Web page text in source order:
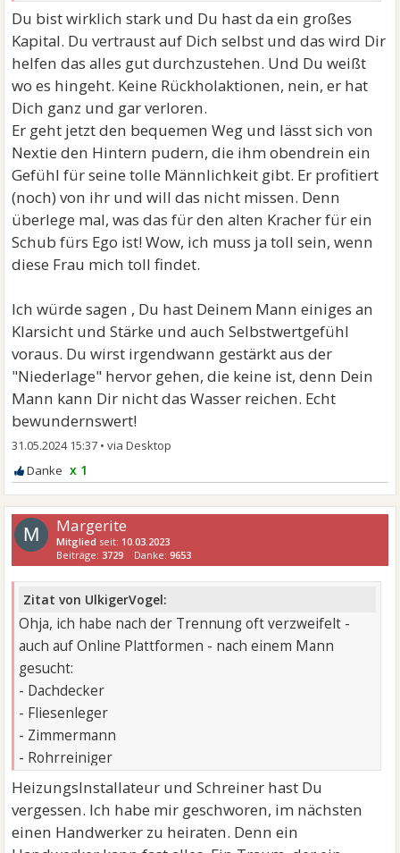
aber mehr wird nicht sein. Jemand der einmal zu mir
sagt „ich will dich nicht, ich habe keine Gefühle und
keine Liebe (mehr) für Dich“ mit dem kann und will ich
nicht zusammen sein.
Du bist wirklich stark und Du hast da ein großes
Kapital. Du vertraust auf Dich selbst und das wird Dir
helfen das alles gut durchzustehen. Und Du weißt
wo es hingeht. Keine Rückholaktionen, nein, er hat
Dich ganz und gar verloren.
Er geht jetzt den bequemen Weg und lässt sich von
Nextie den Hintern pudern, die ihm obendrein ein
Gefühl für seine tolle Männlichkeit gibt. Er profitiert
(noch) von ihr und will das nicht missen. Denn
überlege mal, was das für den alten Kracher für ein
Schub fürs Ego ist! Wow, ich muss ja toll sein, wenn
diese Frau mich toll findet.
Ich würde sagen , Du hast Deinem Mann einiges an
Klarsicht und Stärke und auch Selbstwertgefühl
voraus. Du wirst irgendwann gestärkt aus der
"Niederlage" hervor gehen, die keine ist, denn Dein
Mann kann Dir nicht das Wasser reichen. Echt
bewundernswert!
31.05.2024 15:37 •
x 1
M Margerite
Mitglied seit: 10.03.2023
Beiträge: 3729 Danke:9653
Zitat von UlkigerVogel:
Ohja, ich habe nach der Trennung oft verzweifelt -
auch auf Online Plattformen - nach einem Mann
gesucht:
- Dachdecker
- Fliesenleger
- Zimmermann
- Rohrreiniger
HeizungsInstallateur und Schreiner hast Du
vergessen. Ich habe mir geschworen, im nächsten
einen Handwerker zu heiraten. Denn ein